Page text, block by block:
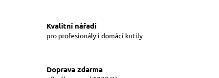
Kvalitní nářadí
pro profesionály i domácí kutily
Doprava zdarma